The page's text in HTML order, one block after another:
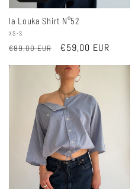
la Louka Shirt N°52
Fournisseur :
XS-S
Prix
€89,00 EUR
Prix
€59,00 EUR